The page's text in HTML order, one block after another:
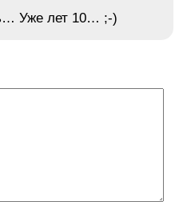
Уже лет 10… ;-)